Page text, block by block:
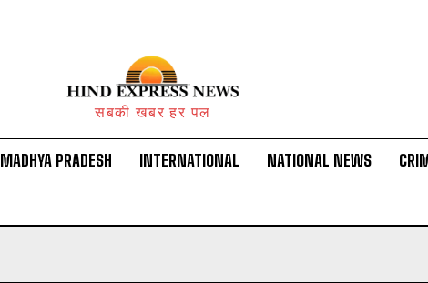
सबकी खबर हर पल
MADHYA PRADESH INTERNATIONAL NATIONAL NEWS